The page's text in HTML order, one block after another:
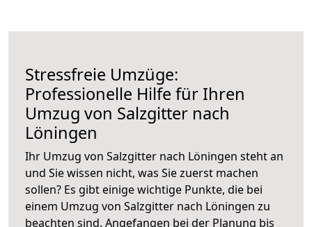
Stressfreie Umzüge:
Professionelle Hilfe für Ihren
Umzug von Salzgitter nach
Löningen
Ihr Umzug von Salzgitter nach Löningen steht an
und Sie wissen nicht, was Sie zuerst machen
sollen? Es gibt einige wichtige Punkte, die bei
einem Umzug von Salzgitter nach Löningen zu
beachten sind. Angefangen bei der Planung bis